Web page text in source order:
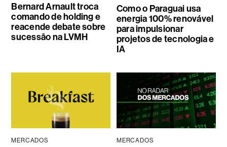
Bernard Arnault troca
comando de holding e
reacende debate sobre
sucessão na LVMH
Como o Paraguai usa
energia 100% renovável
para impulsionar
projetos de tecnologia e
IA
MERCADOS MERCADOS